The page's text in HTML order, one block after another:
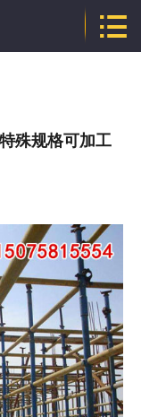
企业资质
联系我们

殊规格可加工